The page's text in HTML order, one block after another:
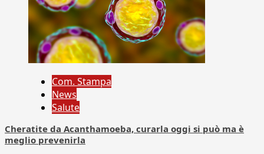
Com. Stampa
News
Salute
Cheratite da Acanthamoeba, curarla oggi si può ma è
meglio prevenirla